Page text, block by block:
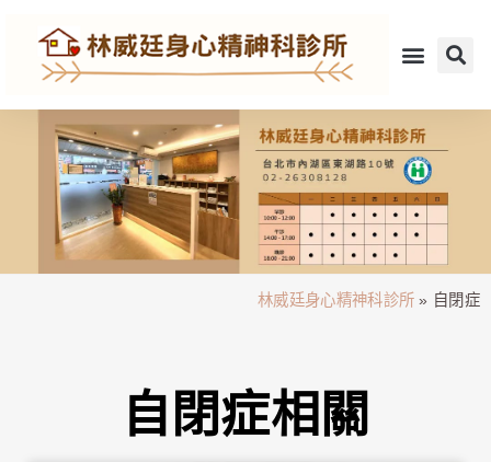
林威廷身心精神科診所 » 自閉症
自閉症相關